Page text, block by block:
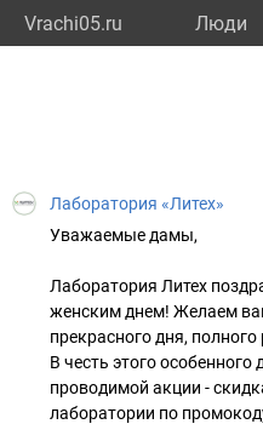
Vrachi05.ru Люди
Лаборатория «Литех»
Уважаемые дамы,
Лаборатория Литех
женским днем! Желаем
прекрасного дня, полного
В честь этого
проводимой акции -
лаборатории по